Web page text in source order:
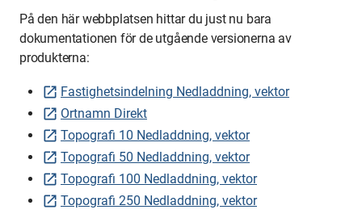
På den här webbplatsen hittar du just nu bara
dokumentationen för de utgående versionerna av
produkterna:
Fastighetsindelning Nedladdning, vektor
Ortnamn Direkt
Topografi 10 Nedladdning, vektor
Topografi 50 Nedladdning, vektor
Topografi 100 Nedladdning, vektor
Topografi 250 Nedladdning, vektor